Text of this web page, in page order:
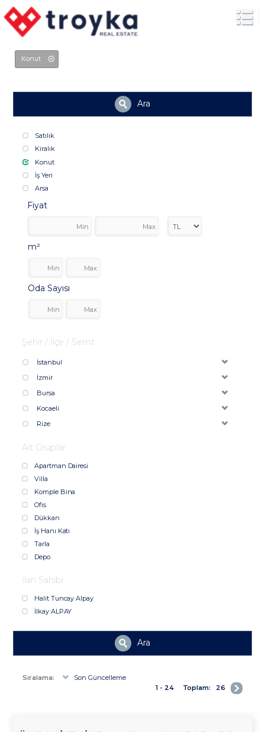
Konut
Ara
Satılık
Kiralık
Konut
İş Yeri
Arsa
Fiyat
m²
Oda Sayısı
Şehir / İlçe / Semt
İstanbul
İzmir
Bursa
Kocaeli
Rize
Alt Gruplar
Apartman Dairesi
Villa
Komple Bina
Ofis
Dükkan
İş Hanı Katı
Tarla
Depo
İlan Sahibi
Halit Tuncay Alpay
İlkay ALPAY
Ara
Sıralama:
Son Güncelleme
1 - 24
Toplam: 26